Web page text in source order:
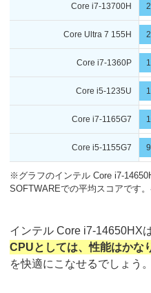
Core i7-13700H
Core Ultra 7 155H
Core i7-1360P
Core i5-1235U
Core i7-1165G7
Core i5-1155G7
※グラフのインテル Core i7-
SOFTWAREでの平均スコアです
インテル Core i7-14650HXは
CPUとしては、性能はかな
を快適にこなせるでしょう。